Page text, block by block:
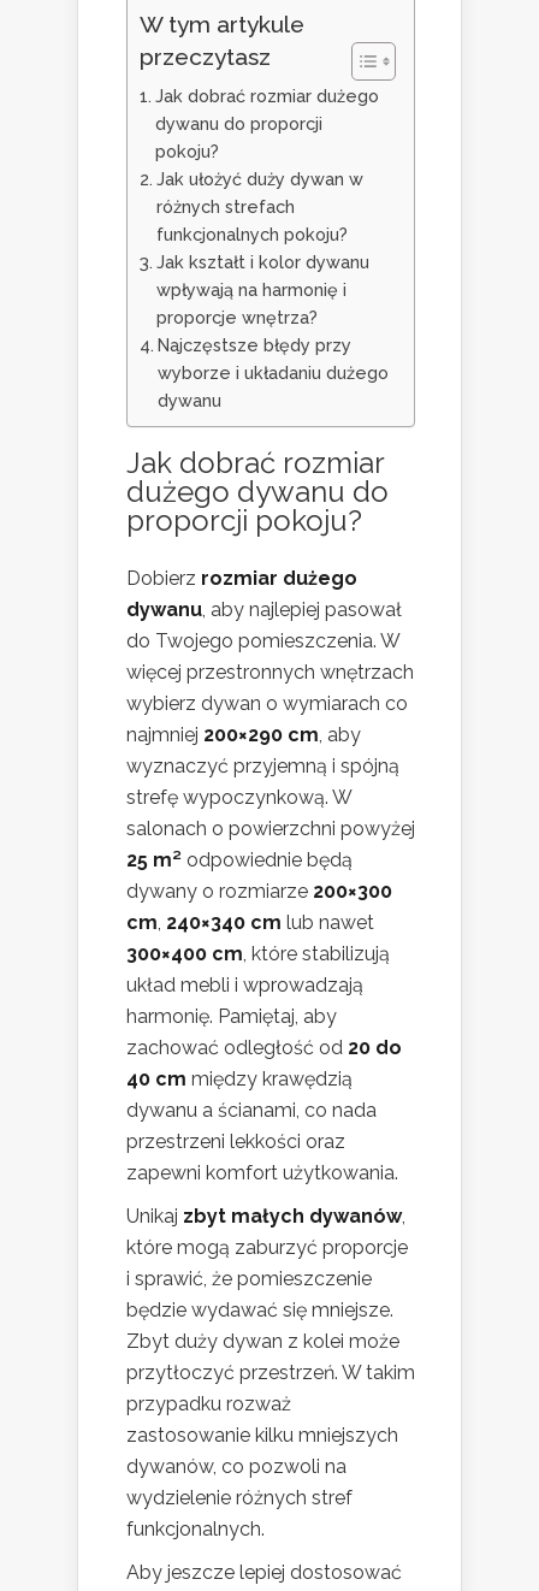
W tym artykule
przeczytasz
Jak dobrać rozmiar dużego
dywanu do proporcji
pokoju?
Jak ułożyć duży dywan w
różnych strefach
funkcjonalnych pokoju?
Jak kształt i kolor dywanu
wpływają na harmonię i
proporcje wnętrza?
Najczęstsze błędy przy
wyborze i układaniu dużego
dywanu
Jak dobrać rozmiar
dużego dywanu do
proporcji pokoju?
Dobierz rozmiar dużego
dywanu, aby najlepiej pasował
do Twojego pomieszczenia. W
więcej przestronnych wnętrzach
wybierz dywan o wymiarach co
najmniej 200×290 cm, aby
wyznaczyć przyjemną i spójną
strefę wypoczynkową. W
salonach o powierzchni powyżej
25 m² odpowiednie będą
dywany o rozmiarze 200×300
cm, 240×340 cm lub nawet
300×400 cm, które stabilizują
układ mebli i wprowadzają
harmonię. Pamiętaj, aby
zachować odległość od 20 do
40 cm między krawędzią
dywanu a ścianami, co nada
przestrzeni lekkości oraz
zapewni komfort użytkowania.
Unikaj zbyt małych dywanów,
które mogą zaburzyć proporcje
i sprawić, że pomieszczenie
będzie wydawać się mniejsze.
Zbyt duży dywan z kolei może
przytłoczyć przestrzeń. W takim
przypadku rozważ
zastosowanie kilku mniejszych
dywanów, co pozwoli na
wydzielenie różnych stref
funkcjonalnych.
Aby jeszcze lepiej dostosować